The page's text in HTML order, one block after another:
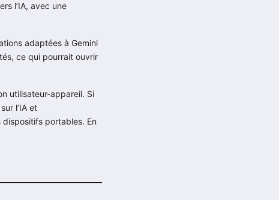
l’IA, avec une
adaptées à Gemini
ce qui pourrait ouvrir
utilisateur-appareil. Si
l’IA et
dispositifs portables. En